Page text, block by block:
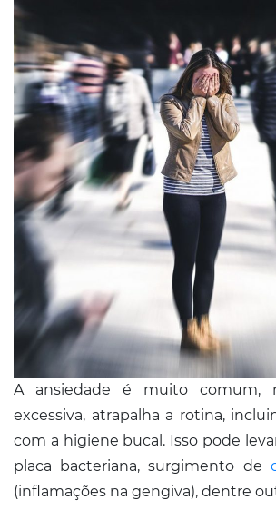
A ansiedade é muito comum,
excessiva, atrapalha a rotina,
com a higiene bucal. Isso pode
placa bacteriana, surgimento de
(inflamações na gengiva), dentre